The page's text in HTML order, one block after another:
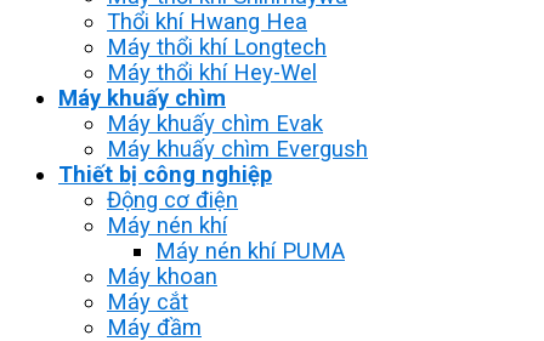
Thổi khí Hwang Hea
Máy thổi khí Longtech
Máy thổi khí Hey-Wel
Máy khuấy chìm
Máy khuấy chìm Evak
Máy khuấy chìm Evergush
Thiết bị công nghiệp
Động cơ điện
Máy nén khí
Máy nén khí PUMA
Máy khoan
Máy cắt
Máy đầm